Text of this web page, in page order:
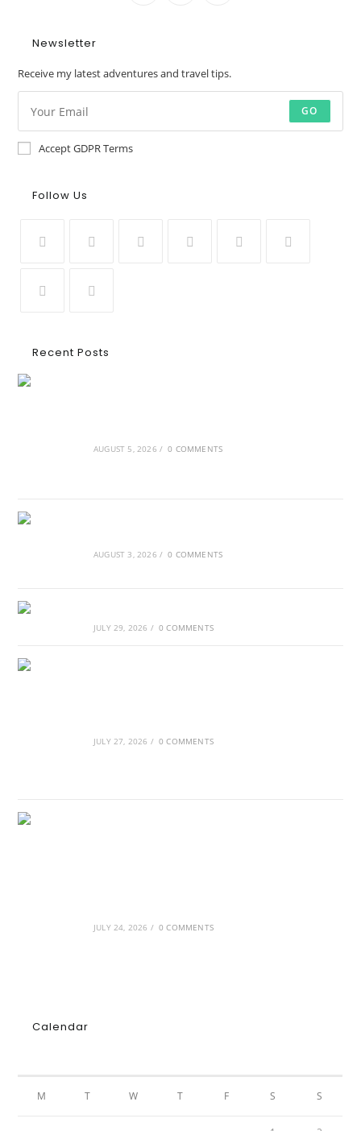
Newsletter
Receive my latest adventures and travel tips.
GO
Accept GDPR Terms
Follow Us
Recent Posts
AUGUST 5, 2026 / 0 COMMENTS
AUGUST 3, 2026 / 0 COMMENTS
JULY 29, 2026 / 0 COMMENTS
JULY 27, 2026 / 0 COMMENTS
JULY 24, 2026 / 0 COMMENTS
Calendar
M T W T F S S